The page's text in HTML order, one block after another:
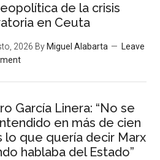
de la crisis
en Ceuta
2026 By Miguel Alabarta
Leave
García Linera: “No se
en más de cien
lo que quería decir Marx
hablaba del Estado”